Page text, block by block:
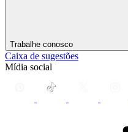
Trabalhe conosco
Caixa de sugestões
Mídia social